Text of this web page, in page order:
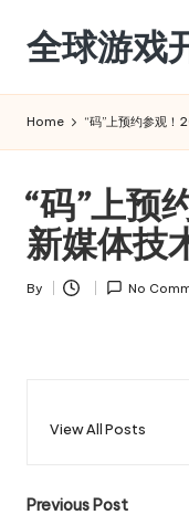
Skip
content
全球游戏
Home “码”上预约参观
“码”上预
新媒体技
Posted
By No
View All Posts
Post
Previous Post